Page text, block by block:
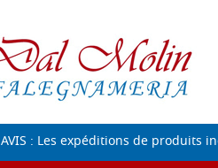
AVIS : Les expéditions de produits